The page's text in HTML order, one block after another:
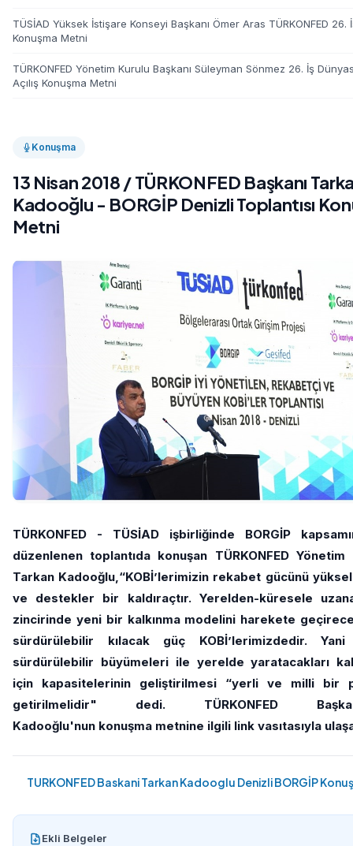
Konuşma
13 Nisan 2018 / TÜRKONFED Başkanı
Kadooğlu - BORGİP Denizli Toplantısı
Metni
TÜRKONFED - TÜSİAD işbirliğinde BORGİP
düzenlenen toplantıda konuşan TÜRKONFED Yönetim
Tarkan Kadooğlu,“KOBİ’lerimizin rekabet gücünü
ve destekler bir kaldıraçtır. Yerelden-küresele
zincirinde yeni bir kalkınma modelini harekete
sürdürülebilir kılacak güç KOBİ’lerimizdedir. Yani
sürdürülebilir büyümeleri ile yerelde yaratacakları
için kapasitelerinin geliştirilmesi “yerli ve milli bir
getirilmelidir" dedi. TÜRKONFED
Kadooğlu'nun konuşma metnine ilgili link vasıtasıyla
TURKONFED Baskani Tarkan Kadooglu Denizli BORGİP
Ekli Belgeler
TÜSİAD Yüksek İstişare Konseyi Başkanı Ömer Aras TÜRKONFED 26.
Konuşma Metni
TÜRKONFED Yönetim Kurulu Başkanı Süleyman Sönmez 26. İş
Açılış Konuşma Metni